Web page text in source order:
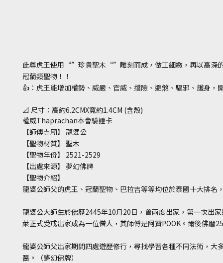
此尊虎王使用“”珍貴聖木“”雕刻而成，做工細緻，再以高深的
冠蘭類聖物！！
👍：虎王能增加權勢、威嚴、官威、擋險、避煞、驅邪、護身
📐 尺寸：高約6.2CMX寬約1.4CM (含殼)
權威Thaprachan本會驗證卡
【師傅寺廟】 龍婆公
【聖物材質】 聖木
【聖物年份】 2521-2529
【出處來源】 夢幻佛牌
【聖物介紹】
龍婆公師父的虎王、冠蘭聖物、巴拉吉等等均位於泰國十大排
龍婆公大師生於佛歷2445年10月20日，曾兩度出家，第一次出
萊正式受戒出家成為一位僧人，其師傅是阿贊POOK。爾後佛
龍婆公師父出家期間四處遊歷修行，尋找學習各種不同法術，
醫。（夢幻佛牌）